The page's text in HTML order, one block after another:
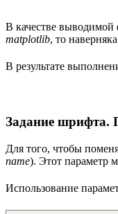
В качестве выводимой
matplotlib, то
В результате
Задание шрифта.
Для того, чтобы
name). Этот параметр
Использование